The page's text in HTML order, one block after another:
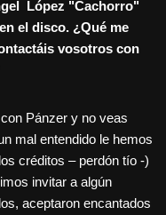
López "Cachorro"
el disco. ¿Qué me
vosotros con
Pánzer y no veas
mal entendido le hemos
créditos – perdón tío -)
invitar a algún
aceptaron encantados